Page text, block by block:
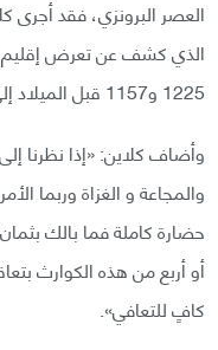
العصر البرونزي، فقد أجرى
الذي كشف عن تعرض إقليم
1225 و1157 قبل الميلاد إلى سلسلة من الزلازل الكبرى.
وأضاف كلاين: «إذا نظرنا
والمجاعة و الغزاة وربما
حضارة كاملة فما بالك
أو أربع من هذه الكوارث
كافٍ للتعافي».